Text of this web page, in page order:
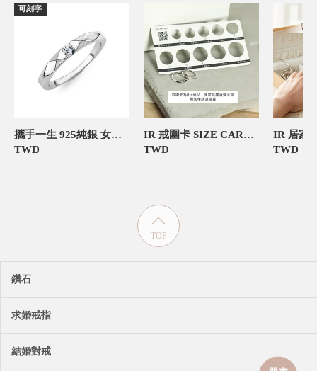
可刻字
攜手一生 925純銀 女款定情對戒
TWD
IR 戒圍卡 SIZE CARD 飾品禮物包裝
TWD
TWD
TOP
鑽石
求婚戒指
結婚對戒